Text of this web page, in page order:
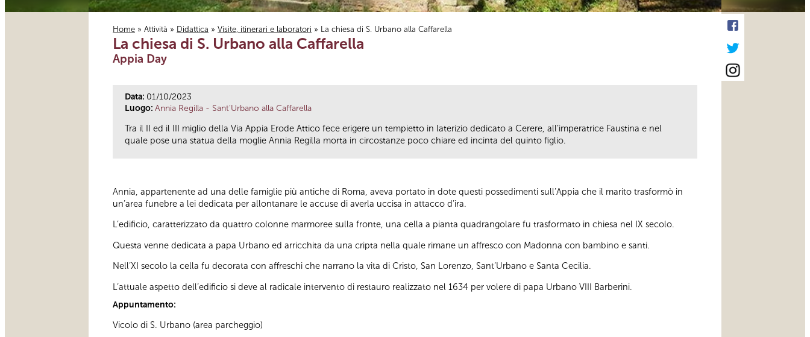
Tu sei qui
Home » Attività » Didattica » Visite, itinerari e laboratori » La chiesa di S. Urbano alla Caffarella
La chiesa di S. Urbano alla Caffarella
Appia Day
Data: 01/10/2023
Luogo: Annia Regilla - Sant'Urbano alla Caffarella
Tra il II ed il III miglio della Via Appia Erode Attico fece erigere un tempietto in laterizio dedicato a Cerere, all’imperatrice Faustina e nel
quale pose una statua della moglie Annia Regilla morta in circostanze poco chiare ed incinta del quinto figlio.
Annia, appartenente ad una delle famiglie più antiche di Roma, aveva portato in dote questi possedimenti sull’Appia che il marito trasformò in
un’area funebre a lei dedicata per allontanare le accuse di averla uccisa in attacco d’ira.
L’edificio, caratterizzato da quattro colonne marmoree sulla fronte, una cella a pianta quadrangolare fu trasformato in chiesa nel IX secolo.
Questa venne dedicata a papa Urbano ed arricchita da una cripta nella quale rimane un affresco con Madonna con bambino e santi.
Nell’XI secolo la cella fu decorata con affreschi che narrano la vita di Cristo, San Lorenzo, Sant’Urbano e Santa Cecilia.
L’attuale aspetto dell’edificio si deve al radicale intervento di restauro realizzato nel 1634 per volere di papa Urbano VIII Barberini.
Appuntamento:
Vicolo di S. Urbano (area parcheggio)